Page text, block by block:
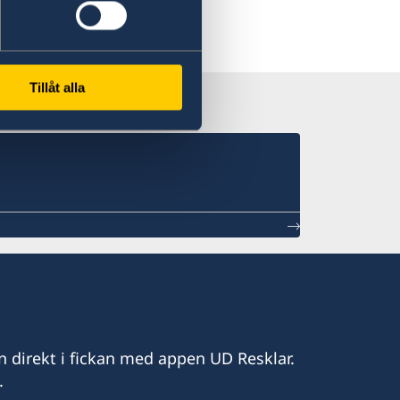
Tillåt alla
i fickan med appen UD Resklar.